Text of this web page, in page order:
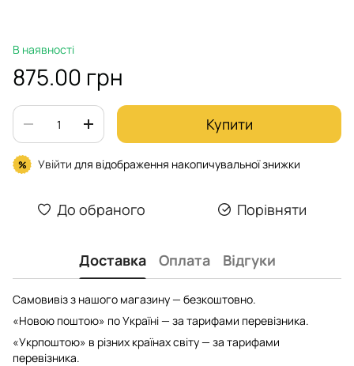
В наявності
875.00 грн
Купити
% Увійти для відображення накопичувальної знижки
До обраного Порівняти
Доставка Оплата Відгуки
Самовивіз з нашого магазину — безкоштовно.
«Новою поштою» по Україні — за тарифами перевізника.
«Укрпоштою» в різних країнах світу — за тарифами
перевізника.